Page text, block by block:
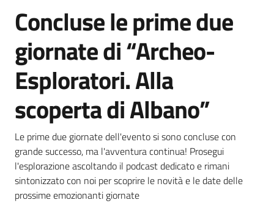
Concluse le prime due
giornate di “Archeo-
Esploratori. Alla
scoperta di Albano”
Dettagli della notizia
Le prime due giornate dell'evento si sono concluse con
grande successo, ma l'avventura continua! Prosegui
l'esplorazione ascoltando il podcast dedicato e rimani
sintonizzato con noi per scoprire le novità e le date delle
prossime emozionanti giornate